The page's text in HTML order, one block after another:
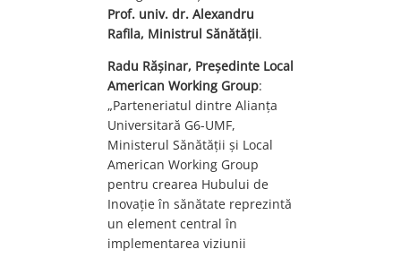
Prof. univ. dr. Alexandru
Rafila, Ministrul Sănătății.
Radu Rășinar, Președinte Local
American Working Group:
„Parteneriatul dintre Alianța
Universitară G6-UMF,
Ministerul Sănătății și Local
American Working Group
pentru crearea Hubului de
Inovație în sănătate reprezintă
un element central în
implementarea viziunii